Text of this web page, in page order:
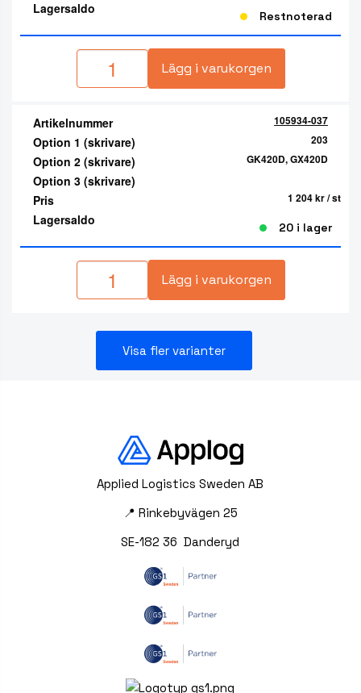
Lagersaldo Restnoterad
Lägg i varukorgen
Artikelnummer 105934-037
Option 1 (skrivare) 203
Option 2 (skrivare) GK420D, GX420D
Option 3 (skrivare)
Pris
1 204 kr/ st
Lagersaldo 20 i lager
Lägg i varukorgen
Visa fler varianter
Applied Logistics Sweden AB
📍 Rinkebyvägen 25
SE-182 36 Danderyd